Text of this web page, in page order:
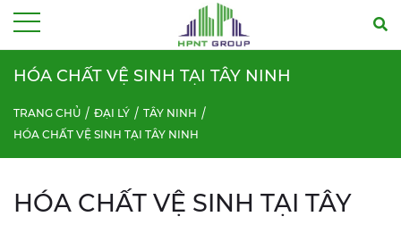
HÓA CHẤT VỆ SINH TẠI TÂY NINH
TRANG CHỦ ĐẠI LÝ
TÂY NINH
HÓA CHẤT VỆ SINH TẠI TÂY NINH
HÓA CHẤT VỆ SINH TẠI TÂY